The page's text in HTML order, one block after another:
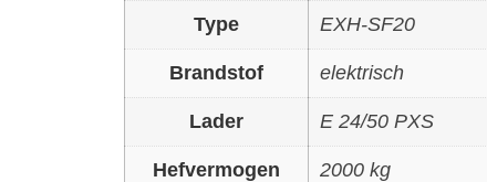
Type EXH-SF20
Brandstof elektrisch
Lader E 24/50 PXS
Hefvermogen 2000 kg